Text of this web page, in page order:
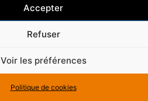
Accepter
Refuser
Voir les préférences
Politique de cookies